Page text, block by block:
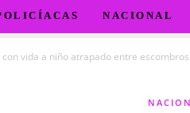
NACIONAL
vida a niño atrapado entre